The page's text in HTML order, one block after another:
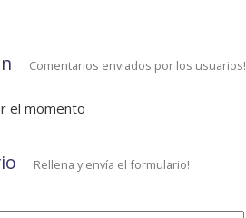
Comentarios enviados por los usuarios!
el momento
Rellena y envía el formulario!